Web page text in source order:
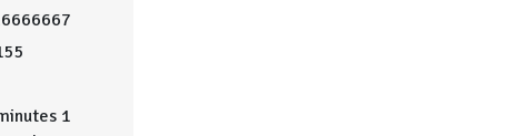
1